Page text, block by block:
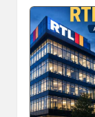
Posted